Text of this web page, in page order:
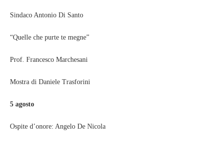
Sindaco Antonio Di Santo
“Quelle che purte te megne”
Prof. Francesco Marchesani
Mostra di Daniele Trasforini
5 agosto
Ospite d’onore: Angelo De Nicola